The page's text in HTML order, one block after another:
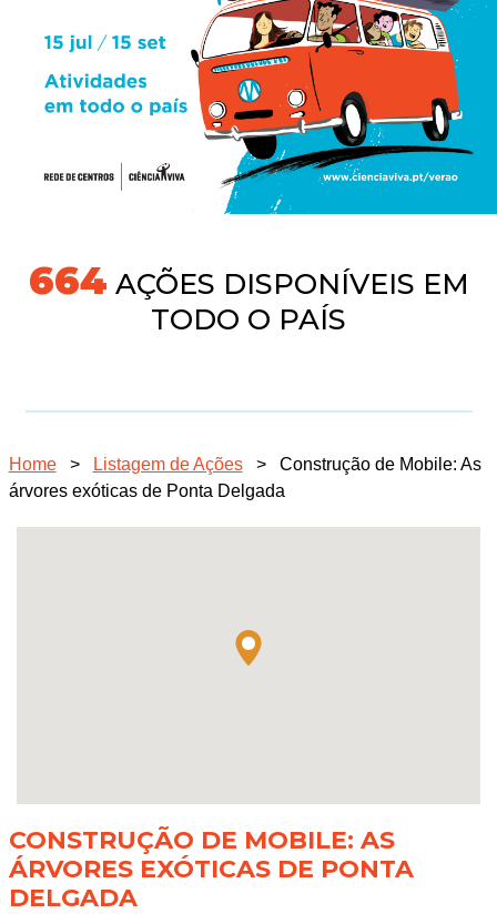
691AÇÕES DISPONÍVEIS EM
TODO O PAÍS
Home > Listagem de Ações >
Construção de Mobile: As
árvores exóticas de Ponta Delgada
CONSTRUÇÃO DE MOBILE: AS
ÁRVORES EXÓTICAS DE PONTA
DELGADA